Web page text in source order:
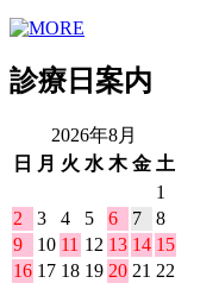
診療日案内
2026年8月
日
月 火 水 木 金 土
1
2
3 4 5 6 7
8
9
10 11 12 13 14 15
16 17 18 19 20 21 22